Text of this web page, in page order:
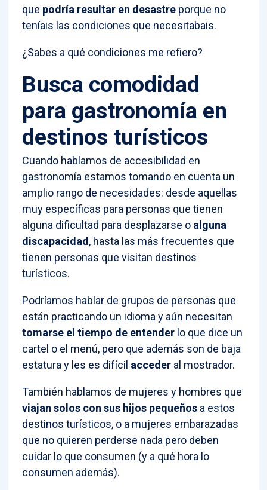
que podría resultar en desastre porque no
teníais las condiciones que necesitabais.
¿Sabes a qué condiciones me refiero?
Busca comodidad
para gastronomía en
destinos turísticos
Cuando hablamos de accesibilidad en
gastronomía estamos tomando en cuenta un
amplio rango de necesidades: desde aquellas
muy específicas para personas que tienen
alguna dificultad para desplazarse o alguna
discapacidad, hasta las más frecuentes que
tienen personas que visitan destinos
turísticos.
Podríamos hablar de grupos de personas que
están practicando un idioma y aún necesitan
tomarse el tiempo de entender lo que dice un
cartel o el menú, pero que además son de baja
estatura y les es difícil acceder al mostrador.
También hablamos de mujeres y hombres que
viajan solos con sus hijos pequeños a estos
destinos turísticos, o a mujeres embarazadas
que no quieren perderse nada pero deben
cuidar lo que consumen (y a qué hora lo
consumen además).